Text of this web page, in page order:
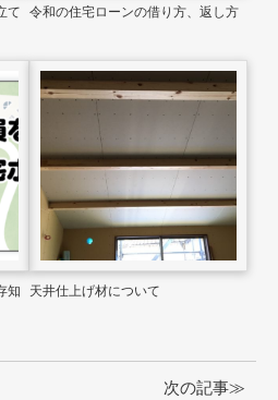
て 令和の住宅ローンの借り方、返し方
知 天井仕上げ材について
次の記事≫